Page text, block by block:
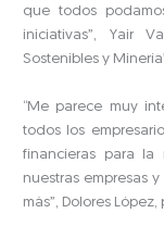
que todos
iniciativas”, Yair
Sostenibles y
“Me parece muy
todos los
financieras para la
nuestras empresas
más”, Dolores